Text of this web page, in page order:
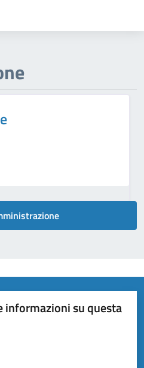
informazioni su questa